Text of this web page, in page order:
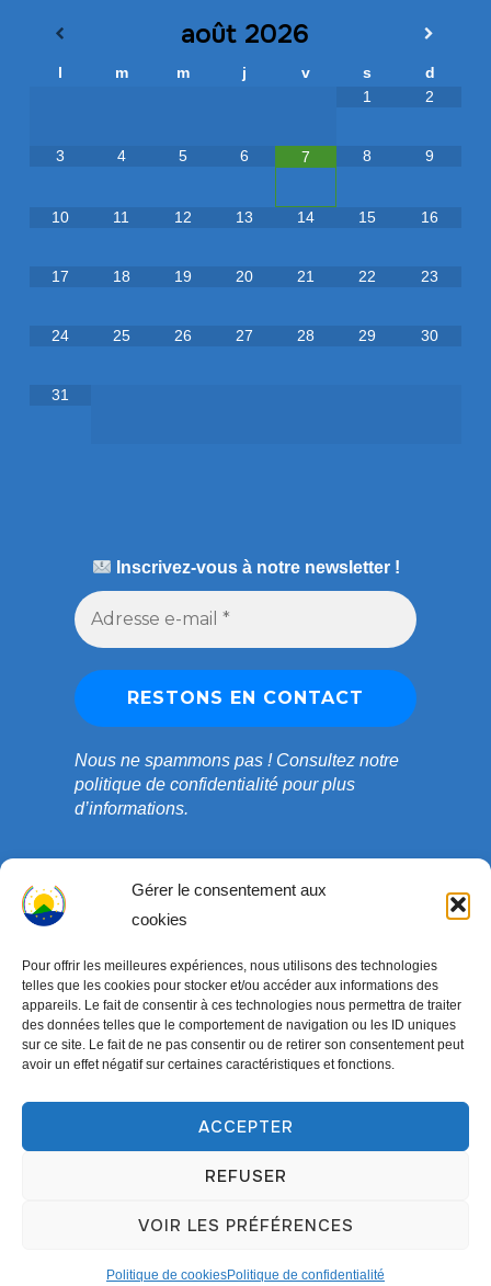
Gérer le consentement aux
cookies
Pour offrir les meilleures expériences, nous utilisons des technologies
telles que les cookies pour stocker et/ou accéder aux informations des
appareils. Le fait de consentir à ces technologies nous permettra de traiter
des données telles que le comportement de navigation ou les ID uniques
sur ce site. Le fait de ne pas consentir ou de retirer son consentement peut
avoir un effet négatif sur certaines caractéristiques et fonctions.
ACCEPTER
REFUSER
VOIR LES PRÉFÉRENCES
Politique de cookiesPolitique de confidentialité
août 2026
l m m j v s
d
1
2
3 4 5 6 7 8 9
10 11 12 13 14 15 16
17 18 19 20 21 22 23
24 25 26 27 28 29 30
31
Inscrivez-vous à notre newsletter !
Nous ne spammons pas ! Consultez notre
politique de confidentialitépour plus
d’informations.